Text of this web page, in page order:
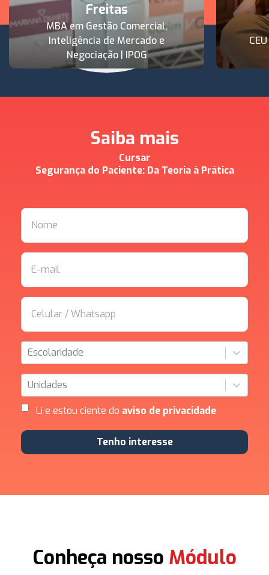
Freitas
MBA em Gestão Comercial,
Inteligência de Mercado e
Negociação | IPOG
Saiba mais
Cursar
Segurança do Paciente: Da Teoria à Prática
Escolaridade
Unidades
Li e estou ciente do aviso de privacidade
Tenho interesse
Conheça nosso Módulo